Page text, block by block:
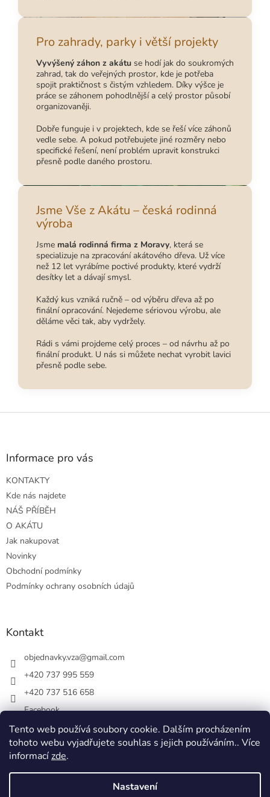
Tento web používá soubory cookie. Dalším procházením
tohoto webu vyjadřujete souhlas s jejich používáním.. Více
informacízde.
Nastavení
Pro zahrady, parky i větší projekty
Vyvýšený záhon z akátu se hodí jak do soukromých
zahrad, tak do veřejných prostor, kde je potřeba
spojit praktičnost s čistým vzhledem. Díky výšce je
práce se záhonem pohodlnější a celý prostor působí
organizovaněji.
Dobře funguje i v projektech, kde se řeší více záhonů
vedle sebe. A pokud potřebujete jiné rozměry nebo
specifické řešení, není problém upravit konstrukci
přesně podle daného prostoru.
Jsme Vše z Akátu – česká rodinná
výroba
Jsme malá rodinná firma z Moravy, která se
specializuje na zpracování akátového dřeva. Už více
než 12 let vyrábíme poctivé produkty, které vydrží
desítky let a dávají smysl.
Každý kus vzniká ručně – od výběru dřeva až po
finální opracování. Nejedeme sériovou výrobu, ale
děláme věci tak, aby vydržely.
Rádi s vámi projdeme celý proces – od návrhu až po
finální produkt. U nás si můžete nechat vyrobit lavici
přesně podle sebe.
Z
Informace pro vás
KONTAKTY
Kde nás najdete
NÁŠ PŘÍBĚH
O AKÁTU
Jak nakupovat
Novinky
Obchodní podmínky
Podmínky ochrany osobních údajů
Kontakt
objednavky.vza@gmail.com
+420 737 995 559
+420 737 516 658
Facebook
vsezakatu/
+420 737 516 658
Vytvořil Shoptet